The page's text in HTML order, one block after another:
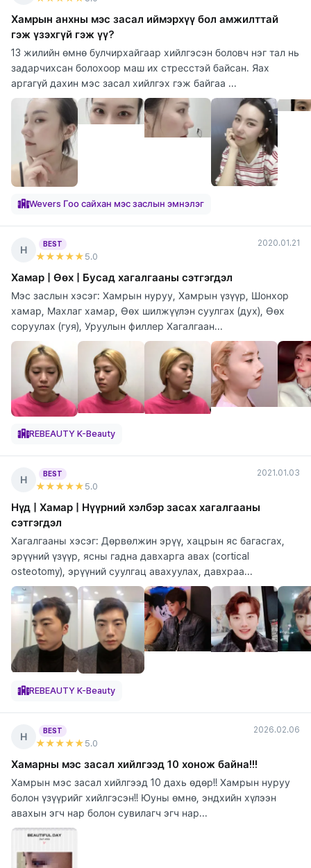
Хамрын анхны мэс засал иймэрхүү бол амжилттай
гэж үзэхгүй гэж үү?
13 жилийн өмнө булчирхайгаар хийлгэсэн боловч нэг тал нь
задарчихсан болохоор маш их стресстэй байсан. Яах
аргагүй дахин мэс засал хийлгэх гэж байгаа ...
Wevers Гоо сайхан мэс заслын эмнэлэг
Н
BEST
★★★★★ 5.0
2020.01.21
Хамар | Өөх | Бусад хагалгааны сэтгэгдэл
Мэс заслын хэсэг: Хамрын нуруу, Хамрын үзүүр, Шонхор
хамар, Махлаг хамар, Өөх шилжүүлэн суулгах (дух), Өөх
соруулах (гуя), Уруулын филлер Хагалгаан...
REBEAUTY K-Beauty
Н
BEST
★★★★★ 5.0
2021.01.03
Нүд | Хамар | Нүүрний хэлбэр засах хагалгааны
сэтгэгдэл
Хагалгааны хэсэг: Дөрвөлжин эрүү, хацрын яс багасгах,
эрүүний үзүүр, ясны гадна давхарга авах (cortical
osteotomy), эрүүний суулгац авахуулах, давхраа...
REBEAUTY K-Beauty
Н
BEST
★★★★★ 5.0
2026.02.06
Хамарны мэс засал хийлгээд 10 хонож байна!!!
Хамрын мэс засал хийлгээд 10 дахь өдөр!! Хамрын нуруу
болон үзүүрийг хийлгэсэн!! Юуны өмнө, эндхийн хүлээн
авахын эгч нар болон сувилагч эгч нар...